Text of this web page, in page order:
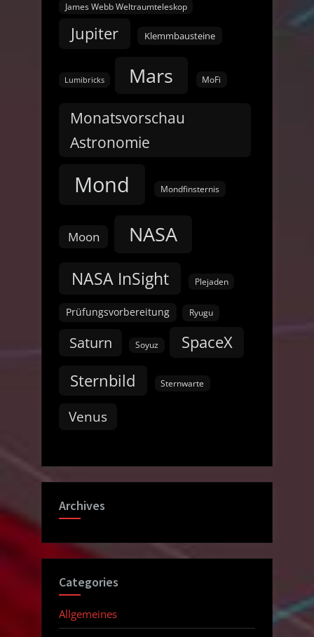
James Webb Weltraumteleskop
Jupiter Klemmbausteine
Lumibricks Mars MoFi
Monatsvorschau
Astronomie
Mond Mondfinsternis
Moon NASA
NASA InSight Plejaden
Prüfungsvorbereitung Ryugu
Saturn Soyuz
SpaceX
Sternbild
Sternwarte
Venus
Archives
Categories
Allgemeines